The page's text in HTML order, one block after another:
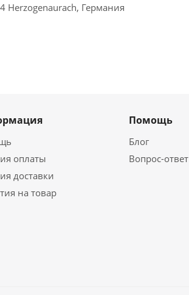
Herzogenaurach, Германия
оплаты
доставки
на товар
Помощь
Блог
Вопрос-ответ